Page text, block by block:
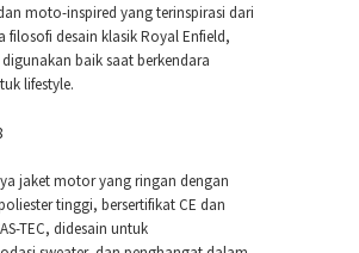
moto-inspired yang terinspirasi dari
filosofi desain klasik Royal Enfield,
baik saat berkendara
lifestyle.
jaket motor yang ringan dengan
tinggi, bersertifikat CE dan
TEC, didesain untuk